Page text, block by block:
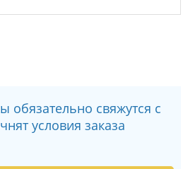
свяжутся с
условия заказа